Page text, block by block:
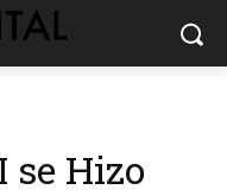
se Hizo